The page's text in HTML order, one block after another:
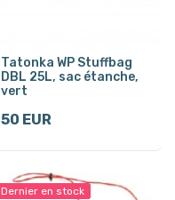
Tatonka WP Stuffbag
DBL 25L, sac étanche,
vert
50 EUR
Dernier en stock